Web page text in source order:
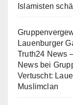
Islamisten
Lauenburger
Truth24 News
Newsbei
Vertuscht:
Muslimclan